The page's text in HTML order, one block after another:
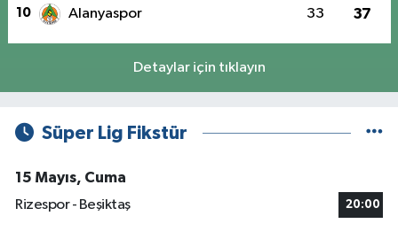
10 Alanyaspor 33 37
Detaylar için tıklayın
Süper Lig Fikstür
15 Mayıs, Cuma
Rizespor - Beşiktaş
20:00